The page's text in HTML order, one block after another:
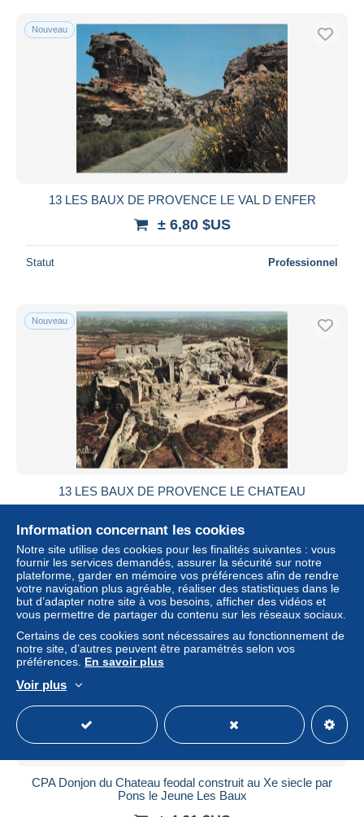
Nouveau
13 LES BAUX DE PROVENCE LE VAL D ENFER
± 6,80 $US
Statut Professionnel
Nouveau
13 LES BAUX DE PROVENCE LE CHATEAU
Statut Professionnel
Nouveau
CPA Donjon du Chateau feodal construit au Xe siecle par
Pons le Jeune Les Baux
Information concernant les cookies
Notre site utilise des cookies pour les finalités suivantes : vous
fournir les services demandés, assurer la sécurité sur notre
plateforme, garder en mémoire vos préférences afin de rendre
votre navigation plus agréable, réaliser des statistiques dans le
but d’adapter notre site à vos besoins, afficher des vidéos et
vous permettre de partager du contenu sur les réseaux sociaux.
Certains de ces cookies sont nécessaires au fonctionnement de
notre site, d’autres peuvent être paramétrés selon vos
préférences. En savoir plus
Voir plus